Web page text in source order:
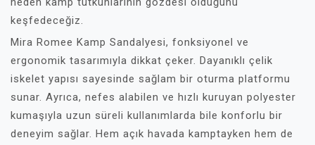
keşfedeceğiz.
Mira Romee Kamp Sandalyesi, fonksiyonel ve
ergonomik tasarımıyla dikkat çeker. Dayanıklı çelik
iskelet yapısı sayesinde sağlam bir oturma platformu
sunar. Ayrıca, nefes alabilen ve hızlı kuruyan polyester
kumaşıyla uzun süreli kullanımlarda bile konforlu bir
deneyim sağlar. Hem açık havada kamptayken hem de